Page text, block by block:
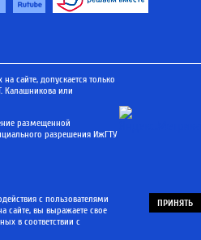
сайте, допускается только
Калашникова или
размещенной
разрешения ИжГТУ
с пользователями
сайте, вы выражаете свое
в соответствии с
ПРИНЯТЬ